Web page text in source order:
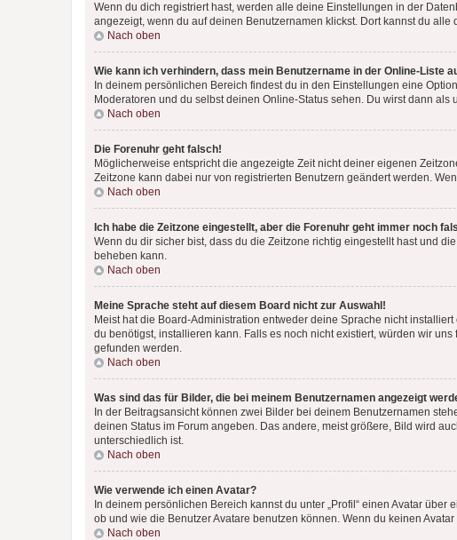
Wenn du dich registriert hast, werden alle deine Einstellungen in der
angezeigt, wenn du auf deinen Benutzernamen klickst. Dort kannst du
Nach oben
Wie kann ich verhindern, dass mein Benutzername in der Online-Liste
In deinem persönlichen Bereich findest du in den Einstellungen eine
Moderatoren und du selbst deinen Online-Status sehen. Du wirst dann als
Nach oben
Die Forenuhr geht falsch!
Möglicherweise entspricht die angezeigte Zeit nicht deiner eigenen
Zeitzone kann dabei nur von registrierten Benutzern geändert werden.
Nach oben
Ich habe die Zeitzone eingestellt, aber die Forenuhr geht immer noch
Wenn du dir sicher bist, dass du die Zeitzone richtig eingestellt hast und
beheben kann.
Nach oben
Meine Sprache steht auf diesem Board nicht zur Auswahl!
Meist hat die Board-Administration entweder deine Sprache nicht
du benötigst, installieren kann. Falls es noch nicht existiert, würden wir
gefunden werden.
Nach oben
Was sind das für Bilder, die bei meinem Benutzernamen angezeigt
In der Beitragsansicht können zwei Bilder bei deinem Benutzernamen
deinen Status im Forum angeben. Das andere, meist größere, Bild wird
unterschiedlich ist.
Nach oben
Wie verwende ich einen Avatar?
In deinem persönlichen Bereich kannst du unter „Profil“ einen Avatar
ob und wie die Benutzer Avatare benutzen können. Wenn du keinen
Nach oben